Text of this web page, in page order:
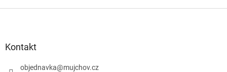
Kontakt
objednavka@mujchov.cz